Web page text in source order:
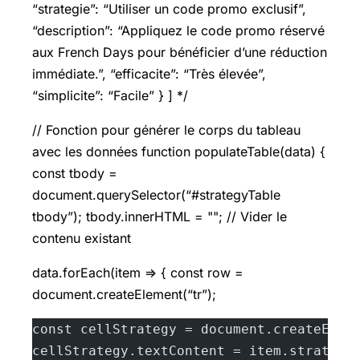
“strategie”: “Utiliser un code promo exclusif”,
“description”: “Appliquez le code promo réservé
aux French Days pour bénéficier d’une réduction
immédiate.”, “efficacite”: “Très élevée”,
“simplicite”: “Facile” } ] */
// Fonction pour générer le corps du tableau
avec les données function populateTable(data) {
const tbody =
document.querySelector(“#strategyTable
tbody”); tbody.innerHTML = ""; // Vider le
contenu existant
data.forEach(item => { const row =
document.createElement(“tr”);
const cellStrategy =
cellStrategy.textContent =